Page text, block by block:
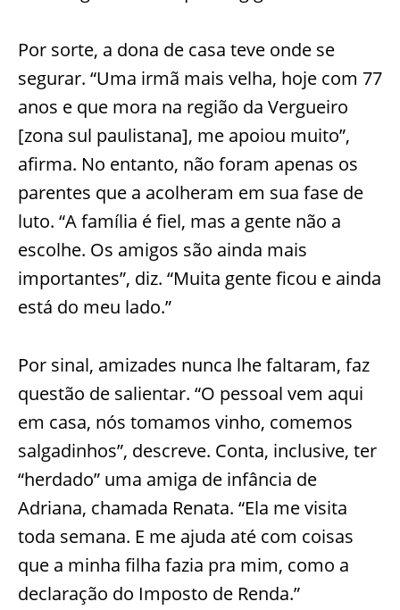
Por sorte, a dona de casa teve onde se
segurar. “Uma irmã mais velha, hoje com 77
anos e que mora na região da Vergueiro
[zona sul paulistana], me apoiou muito”,
afirma. No entanto, não foram apenas os
parentes que a acolheram em sua fase de
luto. “A família é fiel, mas a gente não a
escolhe. Os amigos são ainda mais
importantes”, diz. “Muita gente ficou e ainda
está do meu lado.”
Por sinal, amizades nunca lhe faltaram, faz
questão de salientar. “O pessoal vem aqui
em casa, nós tomamos vinho, comemos
salgadinhos”, descreve. Conta, inclusive, ter
“herdado” uma amiga de infância de
Adriana, chamada Renata. “Ela me visita
toda semana. E me ajuda até com coisas
que a minha filha fazia pra mim, como a
declaração do Imposto de Renda.”